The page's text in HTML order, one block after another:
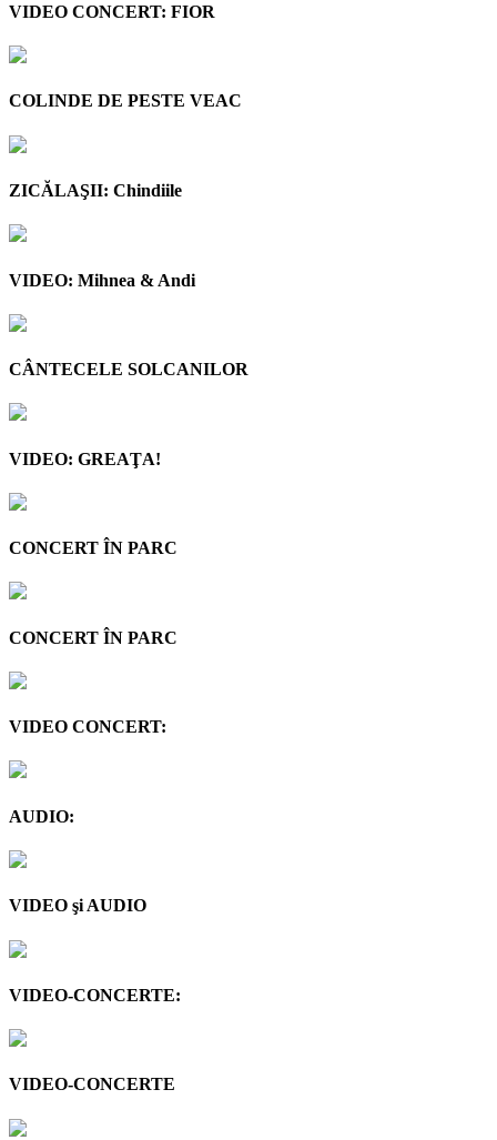
VIDEO CONCERT: FIOR
COLINDE DE PESTE VEAC
ZICĂLAŞII: Chindiile
VIDEO: Mihnea & Andi
CÂNTECELE SOLCANILOR
VIDEO: GREAŢA!
CONCERT ÎN PARC
CONCERT ÎN PARC
VIDEO CONCERT:
AUDIO:
VIDEO şi AUDIO
VIDEO-CONCERTE:
VIDEO-CONCERTE